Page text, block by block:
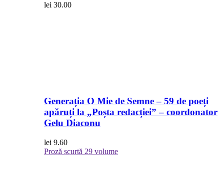
lei 30.00
Generația O Mie de Semne – 59 de poeți
apăruți la „Poșta redacției” – coordonator
Gelu Diaconu
lei 9.60
Proză scurtă 29 volume